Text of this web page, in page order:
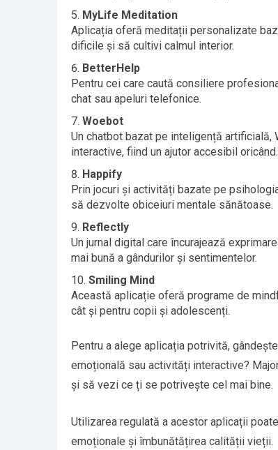
MyLife Meditation
Aplicația oferă meditații personalizate
dificile și să cultivi calmul interior.
BetterHelp
Pentru cei care caută consiliere
chat sau apeluri telefonice.
Woebot
Un chatbot bazat pe inteligență
interactive, fiind un ajutor accesibil oricând.
Happify
Prin jocuri și activități bazate pe
să dezvolte obiceiuri mentale sănătoase.
Reflectly
Un jurnal digital care încurajează
mai bună a gândurilor și sentimentelor.
Smiling Mind
Această aplicație oferă programe de
cât și pentru copii și adolescenți.
Pentru a alege aplicația potrivită,
emoțională sau activități interactive?
și să vezi ce ți se potrivește cel mai bine.
Utilizarea regulată a acestor aplicații
emoționale și îmbunătățirea calității vieții.